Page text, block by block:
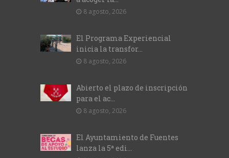
8 agosto, 2026
El Programa Experiencial
inicia la transfor...
8 agosto, 2026
Abierto el plazo de inscripción
para el ac...
8 agosto, 2026
El Ayuntamiento de Fuentes
lanza la 5ª edi...